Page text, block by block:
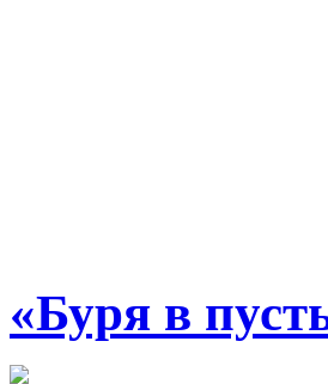
«Буря в